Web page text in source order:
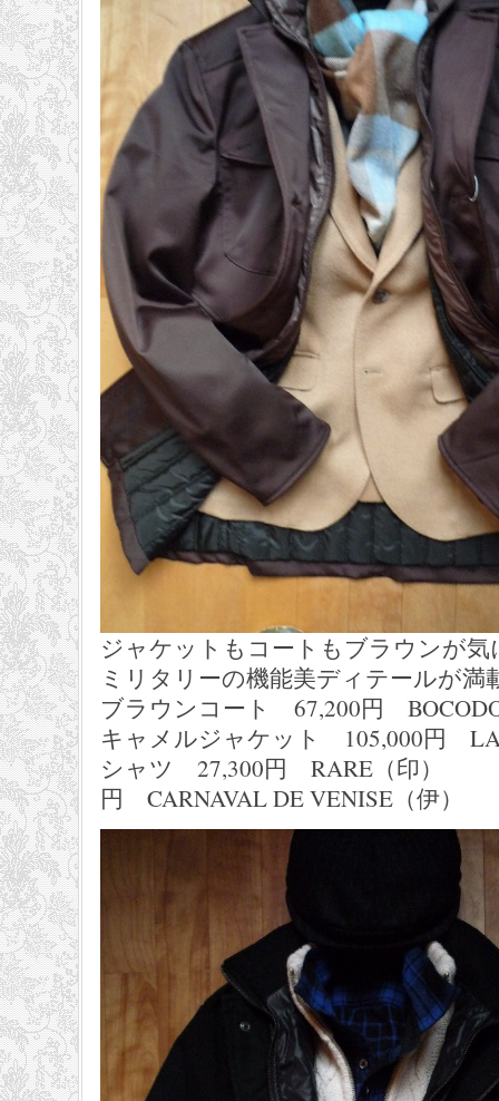
ジャケットもコートもブラウンが
ミリタリーの機能美ディテールが満
ブラウンコート 67,200円
キャメルジャケット 105,000円
シャツ 27,300円 RARE（印
円 CARNAVAL DE VENISE（伊）